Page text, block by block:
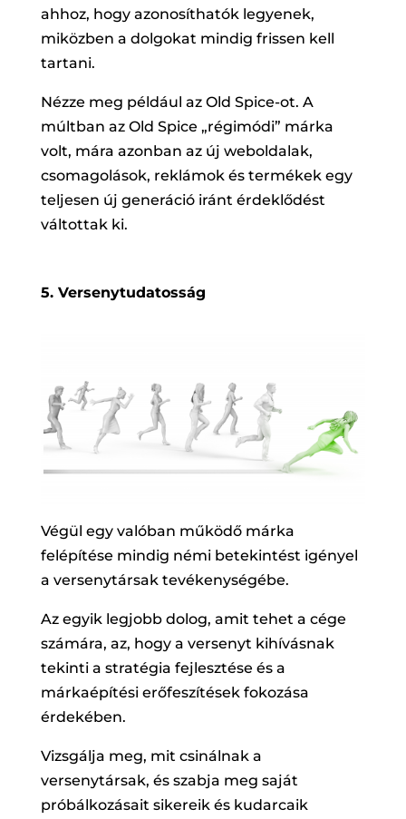
ahhoz, hogy azonosíthatók legyenek,
miközben a dolgokat mindig frissen kell
tartani.
Nézze meg például az Old Spice-ot. A
múltban az Old Spice „régimódi” márka
volt, mára azonban az új weboldalak,
csomagolások, reklámok és termékek egy
teljesen új generáció iránt érdeklődést
váltottak ki.
5. Versenytudatosság
Végül egy valóban működő márka
felépítése mindig némi betekintést igényel
a versenytársak tevékenységébe.
Az egyik legjobb dolog, amit tehet a cége
számára, az, hogy a versenyt kihívásnak
tekinti a stratégia fejlesztése és a
márkaépítési erőfeszítések fokozása
érdekében.
Vizsgálja meg, mit csinálnak a
versenytársak, és szabja meg saját
próbálkozásait sikereik és kudarcaik